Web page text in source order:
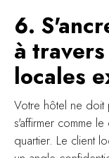
6.
à
locales
Votre hôtel ne doit
s'affirmer comme
quartier. Le client